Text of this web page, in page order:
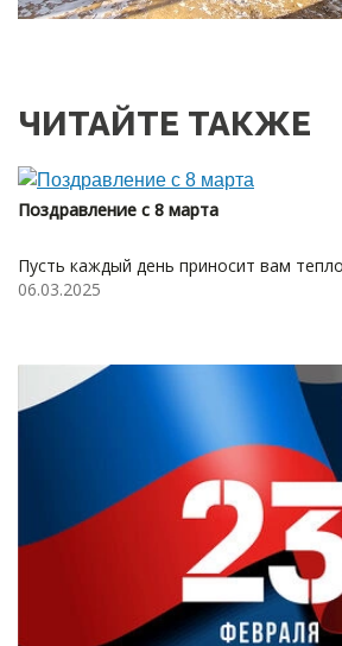
ЧИТАЙТЕ ТАКЖЕ
Поздравление с 8 марта
Пусть каждый день приносит вам
06.03.2025